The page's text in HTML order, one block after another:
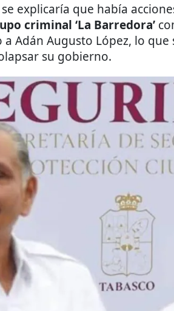
explicaría que había
criminal ‘La Barredora’
a Adán Augusto López, lo
su gobierno.